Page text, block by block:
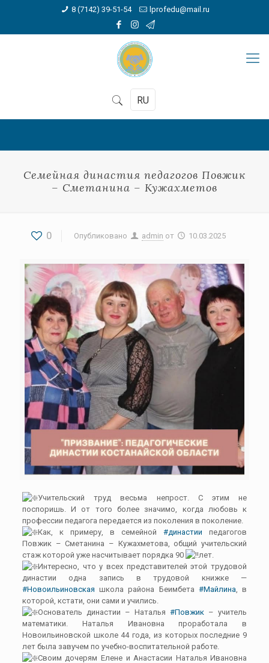
8 (7142) 39-51-54 lprofedu@mail.ru
RU
Семейная династия педагогов Повжик
– Сметанина – Кужахметов
0 Опубликовано admin от 10.03.2025
Учительский труд весьма непрост. С этим не
поспоришь. И от того более значимо, когда любовь к
профессии педагога передается из поколения в поколение.
Как, к примеру, в семейной#династии педагогов
Повжик – Сметанина – Кужахметова, общий учительский
стаж которой уже насчитывает порядка 90
лет.
Интересно, что у всех представителей этой трудовой
династии одна запись в трудовой книжке —
#Новоильиновская школа района Беимбета #Майлина, в
которой, кстати, они сами и учились.
Основатель династии – Наталья#Повжик – учитель
математики. Наталья Ивановна проработала в
Новоильиновской школе 44 года, из которых последние 9
лет была завучем по учебно-воспитательной работе.
Своим дочерям Елене и Анастасии Наталья Ивановна